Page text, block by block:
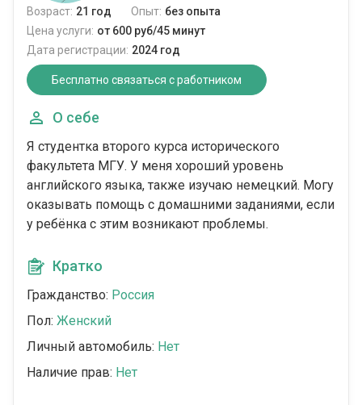
Возраст: 21 год Опыт: без опыта
Цена услуги: от 600 руб/45 минут
Дата регистрации: 2024 год
Бесплатно связаться с работником
О себе
Я студентка второго курса исторического
факультета МГУ. У меня хороший уровень
английского языка, также изучаю немецкий. Могу
оказывать помощь с домашними заданиями, если
у ребёнка с этим возникают проблемы.
Кратко
Гражданство: Россия
Пол: Женский
Личный автомобиль: Нет
Наличие прав: Нет